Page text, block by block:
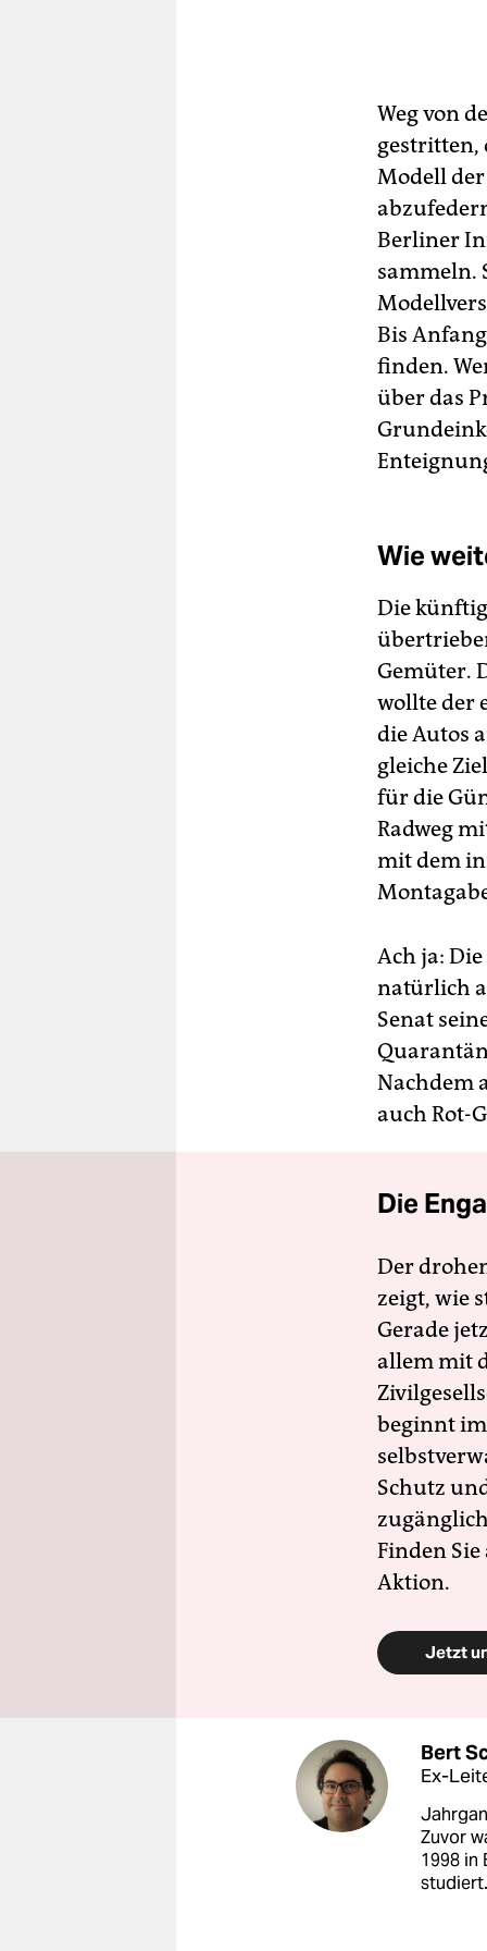
Weg von
gestritten,
Modell
Berliner
sammeln.
Bis
finden.
über das
Wie
Die
Gemüter.
wollte der
die Autos
gleiche
für die
Radweg
mit dem
Ach ja:
natürlich
Senat
Nachdem
auch Rot-
Die
Der
zeigt, wie
Gerade
allem mit
beginnt
Schutz
Finden
Aktion.
Jetzt
Bert
Ex-
Zuvor
1998 in
studiert.